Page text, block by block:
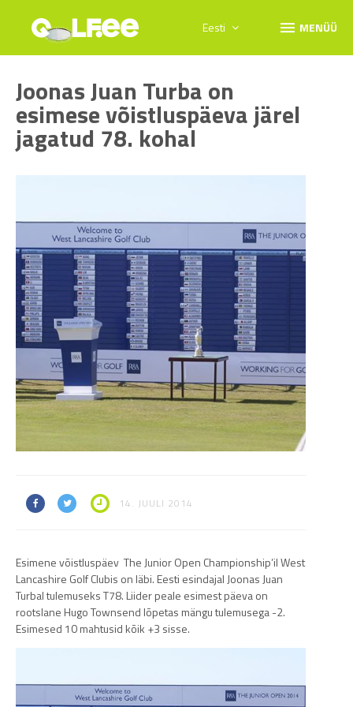
Eesti menu MENÜÜ
Joonas Juan Turba on
esimese võistluspäeva järel
jagatud 78. kohal
14. JUULI 2014
Esimene võistluspäev The Junior Open Championship’il West
Lancashire Golf Clubis on läbi. Eesti esindajal Joonas Juan
Turbal tulemuseks T78. Liider peale esimest päeva on
rootslane Hugo Townsend lõpetas mängu tulemusega -2.
Esimesed 10 mahtusid kõik +3 sisse.